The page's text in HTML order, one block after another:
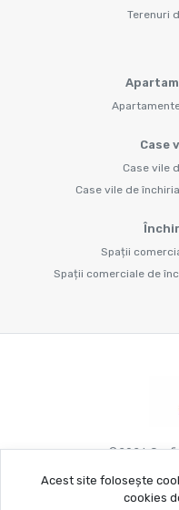
Terenuri
Case
Case vile
Case vile de
Spații
Spații comerciale de
©2026
Site creat
Acest site folosește
cookies